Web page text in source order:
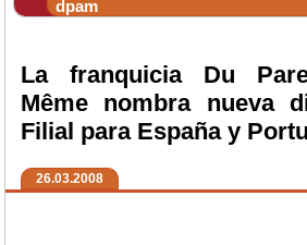
dpam
La franquicia Du
Même nombra nueva
Filial para España y
26.03.2008